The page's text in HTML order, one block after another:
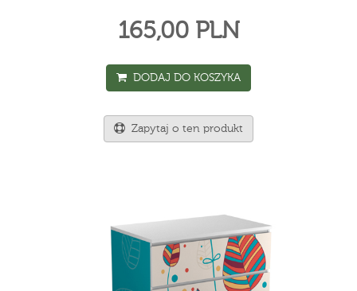
165,00 PLN
DODAJ DO KOSZYKA
Zapytaj o ten produkt